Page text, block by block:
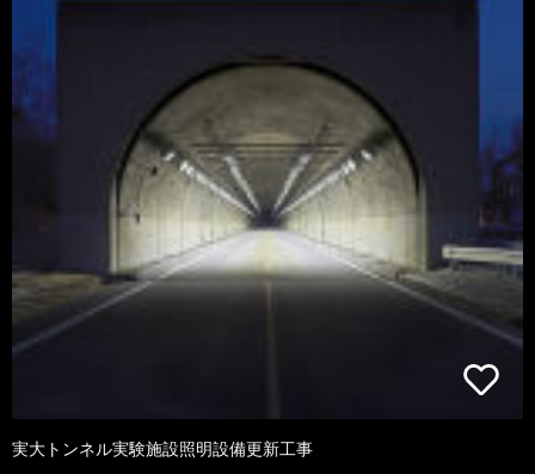
実大トンネル実験施設照明設備更新工事